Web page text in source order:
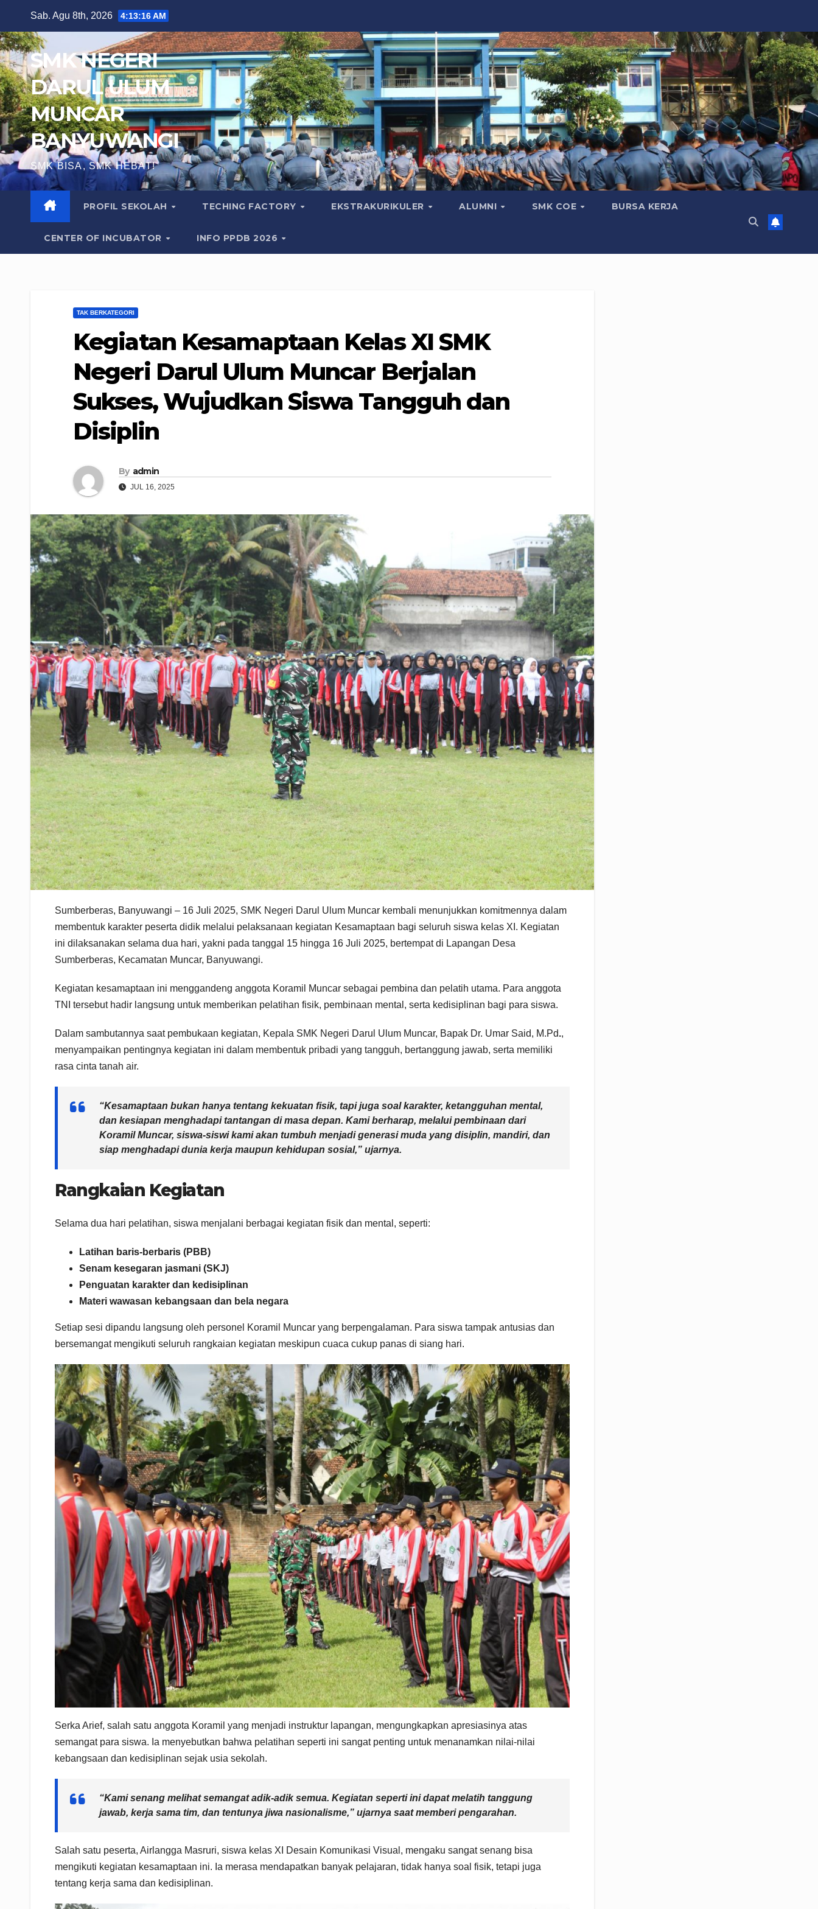
content
Sab. Agu 8th, 2026 4:13:18 AM
SMK NEGERI
DARUL ULUM
MUNCAR
BANYUWANGI
SMK BISA, SMK HEBAT!
PROFIL SEKOLAH TECHING FACTORY EKSTRAKURIKULER ALUMNI SMK COE BURSA KERJA
CENTER OF INCUBATOR INFO PPDB 2026
TAK BERKATEGORI
Kegiatan Kesamaptaan Kelas XI SMK
Negeri Darul Ulum Muncar Berjalan
Sukses, Wujudkan Siswa Tangguh dan
Disiplin
By admin
JUL 16, 2025
Sumberberas, Banyuwangi – 16 Juli 2025, SMK Negeri Darul Ulum Muncar kembali menunjukkan komitmennya dalam
membentuk karakter peserta didik melalui pelaksanaan kegiatan Kesamaptaan bagi seluruh siswa kelas XI. Kegiatan
ini dilaksanakan selama dua hari, yakni pada tanggal 15 hingga 16 Juli 2025, bertempat di Lapangan Desa
Sumberberas, Kecamatan Muncar, Banyuwangi.
Kegiatan kesamaptaan ini menggandeng anggota Koramil Muncar sebagai pembina dan pelatih utama. Para anggota
TNI tersebut hadir langsung untuk memberikan pelatihan fisik, pembinaan mental, serta kedisiplinan bagi para siswa.
Dalam sambutannya saat pembukaan kegiatan, Kepala SMK Negeri Darul Ulum Muncar, Bapak Dr. Umar Said, M.Pd.,
menyampaikan pentingnya kegiatan ini dalam membentuk pribadi yang tangguh, bertanggung jawab, serta memiliki
rasa cinta tanah air.
“Kesamaptaan bukan hanya tentang kekuatan fisik, tapi juga soal karakter, ketangguhan mental,
dan kesiapan menghadapi tantangan di masa depan. Kami berharap, melalui pembinaan dari
Koramil Muncar, siswa-siswi kami akan tumbuh menjadi generasi muda yang disiplin, mandiri, dan
siap menghadapi dunia kerja maupun kehidupan sosial,” ujarnya.
Rangkaian Kegiatan
Selama dua hari pelatihan, siswa menjalani berbagai kegiatan fisik dan mental, seperti:
Latihan baris-berbaris (PBB)
Senam kesegaran jasmani (SKJ)
Penguatan karakter dan kedisiplinan
Materi wawasan kebangsaan dan bela negara
Setiap sesi dipandu langsung oleh personel Koramil Muncar yang berpengalaman. Para siswa tampak antusias dan
bersemangat mengikuti seluruh rangkaian kegiatan meskipun cuaca cukup panas di siang hari.
Serka Arief, salah satu anggota Koramil yang menjadi instruktur lapangan, mengungkapkan apresiasinya atas
semangat para siswa. Ia menyebutkan bahwa pelatihan seperti ini sangat penting untuk menanamkan nilai-nilai
kebangsaan dan kedisiplinan sejak usia sekolah.
“Kami senang melihat semangat adik-adik semua. Kegiatan seperti ini dapat melatih tanggung
jawab, kerja sama tim, dan tentunya jiwa nasionalisme,” ujarnya saat memberi pengarahan.
Salah satu peserta, Airlangga Masruri, siswa kelas XI Desain Komunikasi Visual, mengaku sangat senang bisa
mengikuti kegiatan kesamaptaan ini. Ia merasa mendapatkan banyak pelajaran, tidak hanya soal fisik, tetapi juga
tentang kerja sama dan kedisiplinan.